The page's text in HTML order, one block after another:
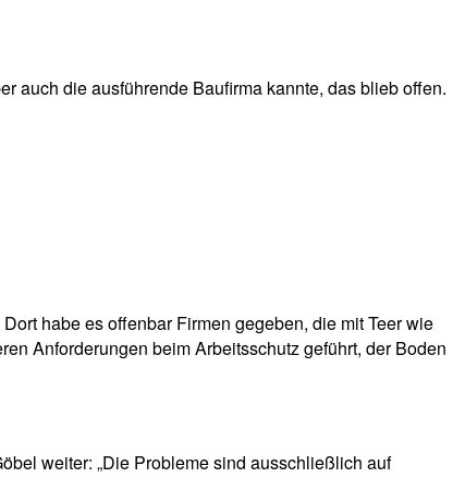
auch die ausführende Baufirma kannte, das blieb offen.
habe es offenbar Firmen gegeben, die mit Teer wie
Anforderungen beim Arbeitsschutz geführt, der Boden
weiter: „Die Probleme sind ausschließlich auf